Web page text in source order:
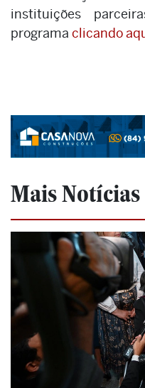
instituições
programa clicando
Mais Notícias